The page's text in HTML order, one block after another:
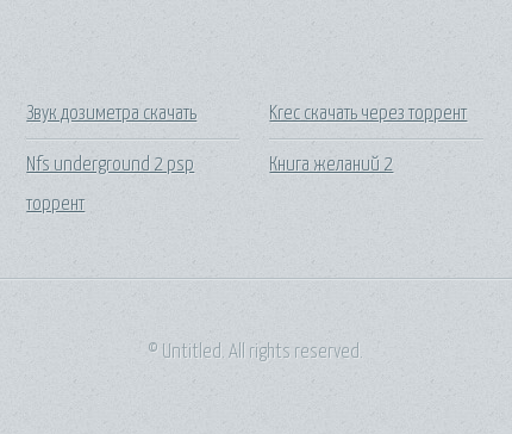
Звук дозиметра скачать
Nfs underground 2 psp
торрент
Krec скачать через торрент
Книга желаний 2
© Untitled. All rights reserved.